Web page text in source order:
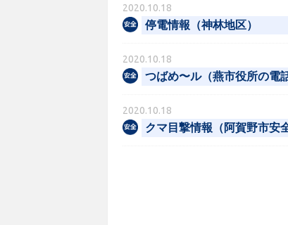
2020.10.18
停電情報（神林地区）
2020.10.18
つばめ〜ル（燕市役所の電
2020.10.18
クマ目撃情報（阿賀野市安